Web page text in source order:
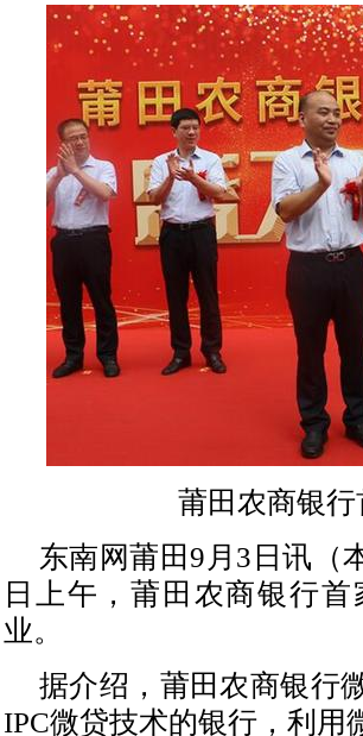
莆田农商银
东南网莆田9月3日讯（
日上午，莆田农商银行
业。
据介绍，莆田农商银行
IPC微贷技术的银行，利用